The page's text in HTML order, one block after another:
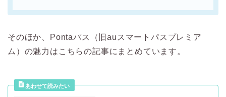
そのほか、Pontaパス（旧auスマートパスプレミア
ム）の魅力はこちらの記事にまとめています。